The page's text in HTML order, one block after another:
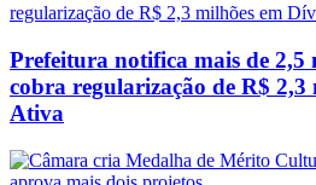
Prefeitura notifica mais de 2,5
cobra regularização de R$ 2,3
Ativa